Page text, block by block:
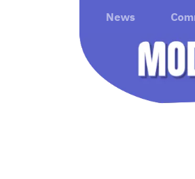
News